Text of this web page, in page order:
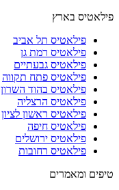
פילאטיס בארץ
פילאטיס תל אביב
פילאטיס רמת גן
פילאטיס גבעתיים
פילאטיס פתח תקווה
פילאטיס בהוד השרון
פילאטיס הרצליה
פילאטיס ראשון לציון
פילאטיס חיפה
פילאטיס ירושלים
פילאטיס רחובות
טיפים ומאמרים